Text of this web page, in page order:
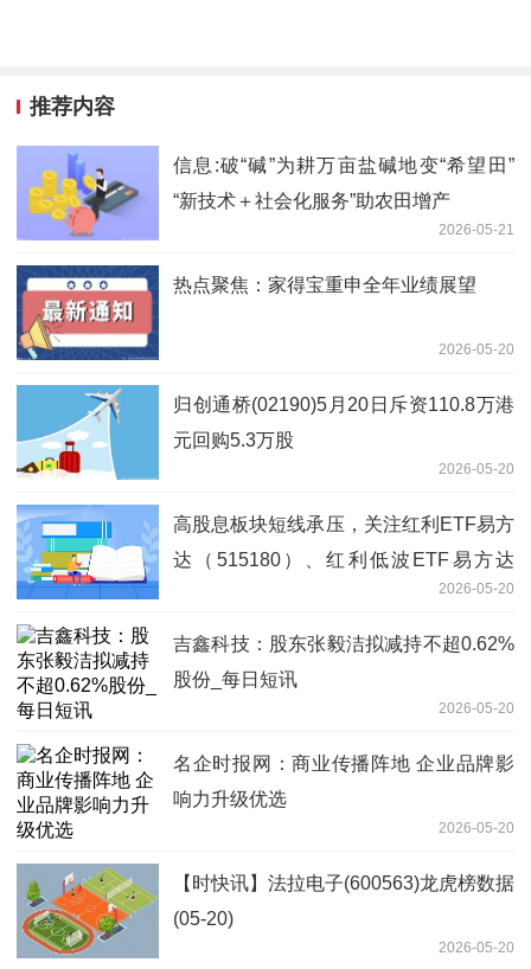
推荐内容
信息:破“碱”为耕万亩盐碱地变“希望田”
“新技术＋社会化服务”助农田增产
2026-05-21
热点聚焦：家得宝重申全年业绩展望
2026-05-20
归创通桥(02190)5月20日斥资110.8万港
元回购5.3万股
2026-05-20
高股息板块短线承压，关注红利ETF易方
达（515180）、红利低波ETF易方达
（563020）等产品投资机会 焦点热议
2026-05-20
吉鑫科技：股东张毅洁拟减持不超0.62%
股份_每日短讯
2026-05-20
名企时报网：商业传播阵地 企业品牌影
响力升级优选
2026-05-20
【时快讯】法拉电子(600563)龙虎榜数据
(05-20)
2026-05-20